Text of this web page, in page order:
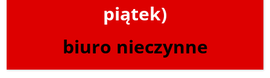
Powrót
piątek)
biuro nieczynne